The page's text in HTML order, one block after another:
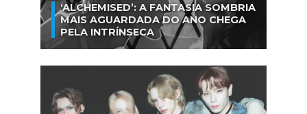
‘ALCHEMISED’: A FANTASIA SOMBRIA
MAIS AGUARDADA DO ANO CHEGA
PELA INTRÍNSECA